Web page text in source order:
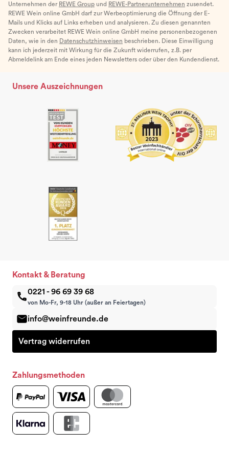
Unternehmen der REWE Group und REWE-Partnerunternehmen zusendet.
REWE Wein online GmbH darf zur Werbeoptimierung die Öffnung der E-
Mails und Klicks auf Links erheben und analysieren. Zu diesen genannten
Zwecken verarbeitet REWE Wein online GmbH meine personenbezogenen
Daten, wie in den Datenschutzhinweisen beschrieben. Diese Einwilligung
kann ich jederzeit mit Wirkung für die Zukunft widerrufen, z.B. per
Abmeldelink am Ende eines jeden Newsletters oder über den Kundendienst.
Unsere Auszeichnungen
Kontakt & Beratung
0221 - 96 69 39 68
von Mo-Fr, 9-18 Uhr (außer an Feiertagen)
info@weinfreunde.de
Vertrag widerrufen
Zahlungsmethoden